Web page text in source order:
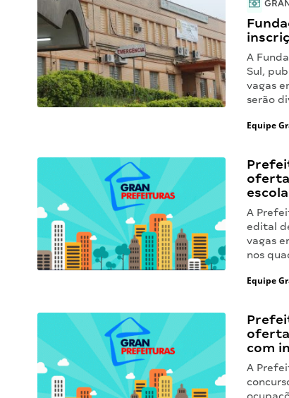
A
Sul,
vagas
serão
Equipe
oferta
A
edital
vagas
nos
Equipe
com
A